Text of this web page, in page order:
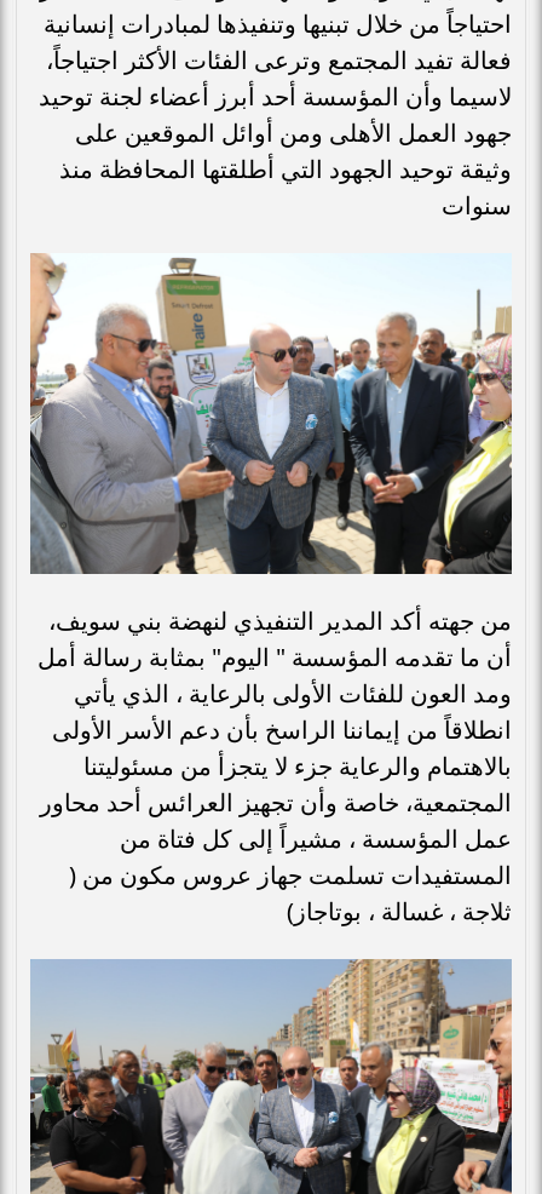
احتياجاً من خلال تبنيها وتنفيذها لمبادرات إنسانية
فعالة تفيد المجتمع وترعى الفئات الأكثر اجتياجاً،
لاسيما وأن المؤسسة أحد أبرز أعضاء لجنة توحيد
جهود العمل الأهلى ومن أوائل الموقعين على
وثيقة توحيد الجهود التي أطلقتها المحافظة منذ
سنوات
من جهته أكد المدير التنفيذي لنهضة بني سويف،
أن ما تقدمه المؤسسة " اليوم" بمثابة رسالة أمل
ومد العون للفئات الأولى بالرعاية ، الذي يأتي
انطلاقاً من إيماننا الراسخ بأن دعم الأسر الأولى
بالاهتمام والرعاية جزء لا يتجزأ من مسئوليتنا
المجتمعية، خاصة وأن تجهيز العرائس أحد محاور
عمل المؤسسة ، مشيراً إلى كل فتاة من
المستفيدات تسلمت جهاز عروس مكون من (
ثلاجة ، غسالة ، بوتاجاز)